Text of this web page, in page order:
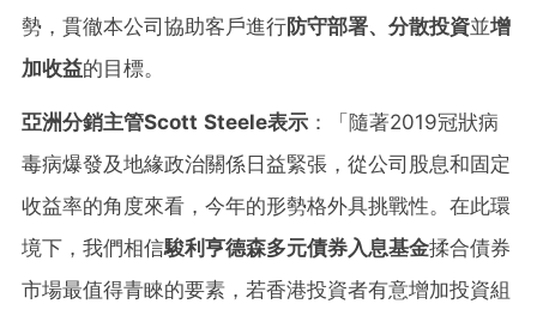
勢，貫徹本公司協助客戶進行防守部署、分散投資並增
加收益的目標。
亞洲分銷主管Scott Steele表示 ：「隨著2019冠狀病
毒病爆發及地緣政治關係日益緊張，從公司股息和固定
收益率的角度來看，今年的形勢格外具挑戰性。在此環
境下，我們相信駿利亨德森多元債券入息基金揉合債券
市場最值得青睞的要素，若香港投資者有意增加投資組